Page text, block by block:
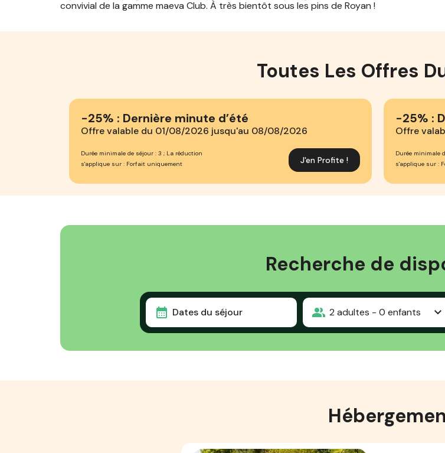
convivial de la gamme maeva Club. À très bientôt sous les pins de Royan !
Toutes Les Offres
-25% : Dernière minute d’été
Offre valable du 01/08/2026 jusqu'au 08/08/2026
Durée minimale de séjour : 3 ; La réduction
s'applique sur : Forfait uniquement
J'en Profite !
-25% :
Offre
Durée minimale
s'applique sur :
Recherche de
Dates du séjour 2 adultes - 0 enfants